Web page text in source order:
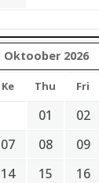
Oktoober 2026
Ke Thu Fri
01 02
07 08 09
14 15 16